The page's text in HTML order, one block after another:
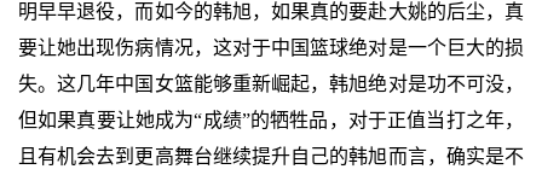
明早早退役，而如今的韩旭，如果真的要赴大姚的后尘，真
要让她出现伤病情况，这对于中国篮球绝对是一个巨大的损
失。这几年中国女篮能够重新崛起，韩旭绝对是功不可没，
但如果真要让她成为“成绩”的牺牲品，对于正值当打之年，
且有机会去到更高舞台继续提升自己的韩旭而言，确实是不